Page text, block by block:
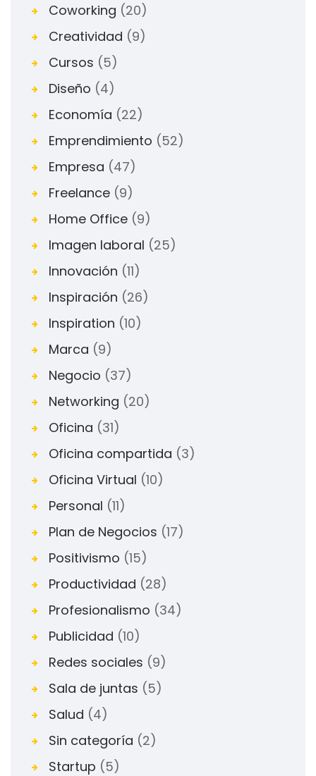
Coworking (20)
Creatividad (9)
Cursos (5)
Diseño (4)
Economía (22)
Emprendimiento (52)
Empresa (47)
Freelance (9)
Home Office (9)
Imagen laboral (25)
Innovación (11)
Inspiración (26)
Inspiration (10)
Marca (9)
Negocio (37)
Networking (20)
Oficina (31)
Oficina compartida (3)
Oficina Virtual (10)
Personal (11)
Plan de Negocios (17)
Positivismo (15)
Productividad (28)
Profesionalismo (34)
Publicidad (10)
Redes sociales (9)
Sala de juntas (5)
Salud (4)
Sin categoría (2)
Startup (5)